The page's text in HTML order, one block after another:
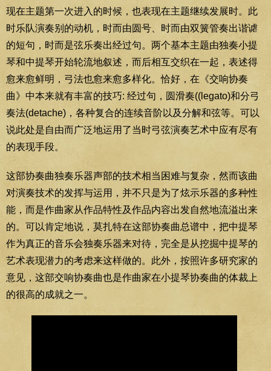
现在主题第一次进入的时候，也表现在主题继续发展时。此
时乐队演奏别的动机，时而由圆号、时而由双簧管奏出谐谑
的短句，时而是弦乐奏出经过句。两个基本主题由独奏小提
琴和中提琴开始轮流地叙述，而后相互交织在一起，表述得
愈来愈鲜明，弓法也愈来愈多样化。恰好，在《交响协奏
曲》中本来就有丰富的技巧: 经过句，圆滑奏((legato)和分弓
奏法(detache)，各种复合的连续音阶以及分解和弦等。可以
说此处是自由而广泛地运用了当时弓弦演奏艺术中应有尽有
的表现手段。
这部协奏曲独奏乐器声部的技术相当困难与复杂，然而该曲
对演奏技术的发挥与运用，并不只是为了炫示乐器的多种性
能，而是作曲家从作品特性及作品内容出发自然地流溢出来
的。可以肯定地说，莫扎特在这部协奏曲总谱中，把中提琴
作为真正的音乐会独奏乐器来对待，完全是从挖掘中提琴的
艺术表现潜力的考虑来这样做的。此外，按照许多研究家的
意见，这部交响协奏曲也是作曲家在小提琴协奏曲的体裁上
的很高的成就之一。